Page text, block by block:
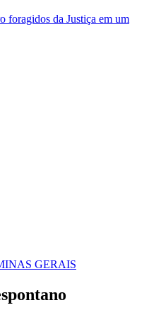
foragidos da Justiça em um
GERAIS